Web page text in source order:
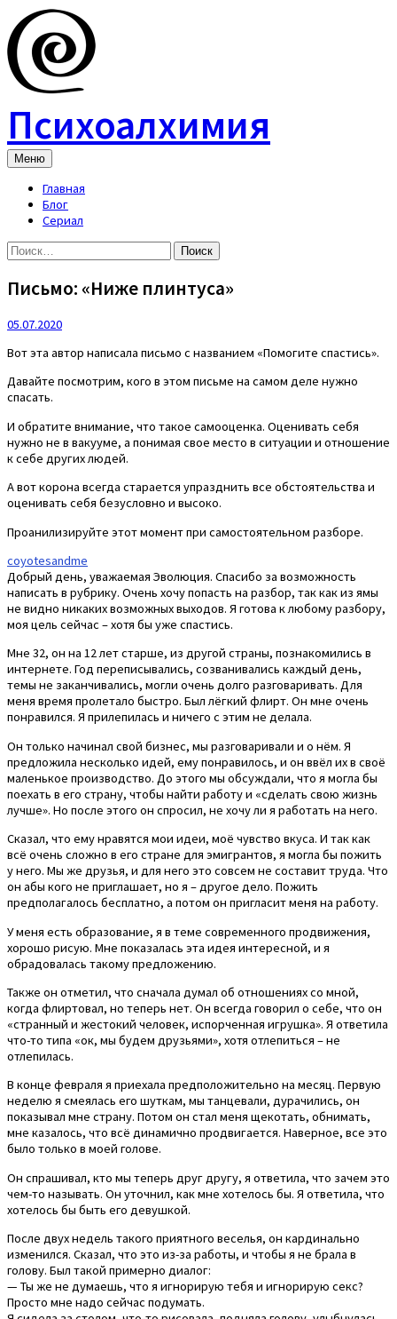
Skip
to
content
Психоалхимия
Меню
Главная
Блог
Сериал
Найти:
Письмо: «Ниже плинтуса»
05.07.2020
Вот эта автор написала письмо с названием «Помогите спастись».
Давайте посмотрим, кого в этом письме на самом деле нужно
спасать.
И обратите внимание, что такое самооценка. Оценивать себя
нужно не в вакууме, а понимая свое место в ситуации и отношение
к себе других людей.
А вот корона всегда старается упразднить все обстоятельства и
оценивать себя безусловно и высоко.
Проанилизируйте этот момент при самостоятельном разборе.
coyotesandme
Добрый день, уважаемая Эволюция. Спасибо за возможность
написать в рубрику. Очень хочу попасть на разбор, так как из ямы
не видно никаких возможных выходов. Я готова к любому разбору,
моя цель сейчас – хотя бы уже спастись.
Мне 32, он на 12 лет старше, из другой страны, познакомились в
интернете. Год переписывались, созванивались каждый день,
темы не заканчивались, могли очень долго разговаривать. Для
меня время пролетало быстро. Был лёгкий флирт. Он мне очень
понравился. Я прилепилась и ничего с этим не делала.
Он только начинал свой бизнес, мы разговаривали и о нём. Я
предложила несколько идей, ему понравилось, и он ввёл их в своё
маленькое производство. До этого мы обсуждали, что я могла бы
поехать в его страну, чтобы найти работу и «сделать свою жизнь
лучше». Но после этого он спросил, не хочу ли я работать на него.
Сказал, что ему нравятся мои идеи, моё чувство вкуса. И так как
всё очень сложно в его стране для эмигрантов, я могла бы пожить
у него. Мы же друзья, и для него это совсем не составит труда. Что
он абы кого не приглашает, но я – другое дело. Пожить
предполагалось бесплатно, а потом он пригласит меня на работу.
У меня есть образование, я в теме современного продвижения,
хорошо рисую. Мне показалась эта идея интересной, и я
обрадовалась такому предложению.
Также он отметил, что сначала думал об отношениях со мной,
когда флиртовал, но теперь нет. Он всегда говорил о себе, что он
«странный и жестокий человек, испорченная игрушка». Я ответила
что-то типа «ок, мы будем друзьями», хотя отлепиться – не
отлепилась.
В конце февраля я приехала предположительно на месяц. Первую
неделю я смеялась его шуткам, мы танцевали, дурачились, он
показывал мне страну. Потом он стал меня щекотать, обнимать,
мне казалось, что всё динамично продвигается. Наверное, все это
было только в моей голове.
Он спрашивал, кто мы теперь друг другу, я ответила, что зачем это
чем-то называть. Он уточнил, как мне хотелось бы. Я ответила, что
хотелось бы быть его девушкой.
После двух недель такого приятного веселья, он кардинально
изменился. Сказал, что это из-за работы, и чтобы я не брала в
голову. Был такой примерно диалог:
— Ты же не думаешь, что я игнорирую тебя и игнорирую секс?
Просто мне надо сейчас подумать.